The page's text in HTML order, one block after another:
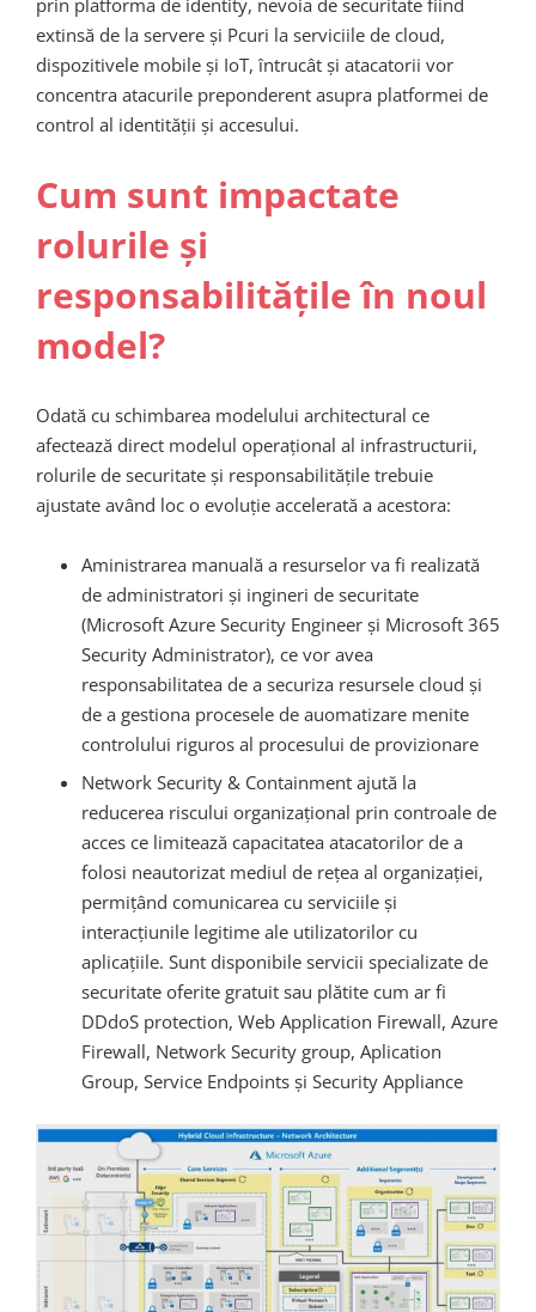
extinsă de la servere și Pcuri la serviciile de cloud,
dispozitivele mobile și IoT, întrucât și atacatorii vor
concentra atacurile preponderent asupra platformei de
control al identității și accesului.
Cum sunt impactate
rolurile și
responsabilitățile în noul
model?
Odată cu schimbarea modelului architectural ce
afectează direct modelul operațional al infrastructurii,
rolurile de securitate și responsabilitățile trebuie
ajustate având loc o evoluție accelerată a acestora:
Aministrarea manuală a resurselor va fi realizată
de administratori și ingineri de securitate
(Microsoft Azure Security Engineer și Microsoft 365
Security Administrator), ce vor avea
responsabilitatea de a securiza resursele cloud și
de a gestiona procesele de auomatizare menite
controlului riguros al procesului de provizionare
Network Security & Containment ajută la
reducerea riscului organizațional prin controale de
acces ce limitează capacitatea atacatorilor de a
folosi neautorizat mediul de rețea al organizației,
permițând comunicarea cu serviciile și
interacțiunile legitime ale utilizatorilor cu
aplicațiile. Sunt disponibile servicii specializate de
securitate oferite gratuit sau plătite cum ar fi
DDdoS protection, Web Application Firewall, Azure
Firewall, Network Security group, Aplication
Group, Service Endpoints și Security Appliance